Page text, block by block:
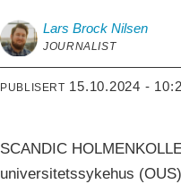
Lars Brock Nilsen
JOURNALIST
PUBLISERT 15.10.2024 -
SCANDIC
universitetssykehus